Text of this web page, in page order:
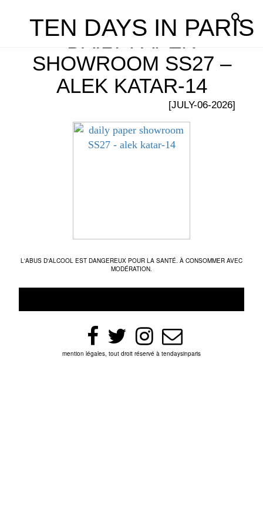
TEN DAYS IN PARIS
DAILY PAPER
SHOWROOM SS27 –
ALEK KATAR-14
[JULY-06-2026]
L'ABUS D'ALCOOL EST DANGEREUX POUR LA SANTÉ. À CONSOMMER AVEC
MODÉRATION.
mention légales, tout droit réservé à tendaysinparis